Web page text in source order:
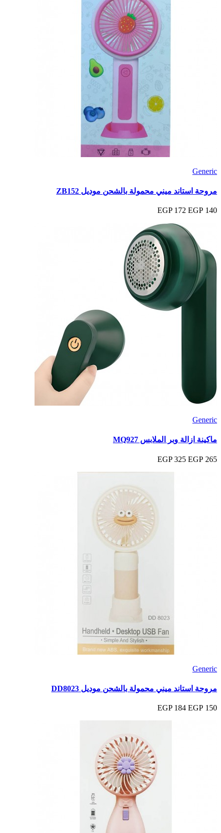
Generic
مروحة استاند ميني محمولة بالشحن موديل ZB152
140 EGP
172 EGP
Generic
ماكينة ازالة وبر الملابس MQ927
265 EGP
325 EGP
Generic
مروحة استاند ميني محمولة بالشحن موديل DD8023
150 EGP
184 EGP